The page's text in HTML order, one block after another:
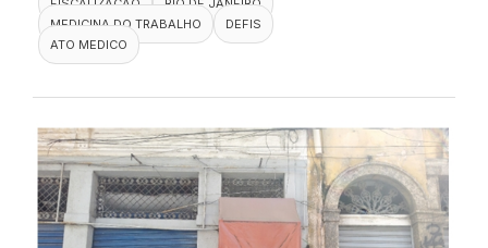
FISCALIZACAO
RIO DE JANEIRO
MEDICINA DO TRABALHO
DEFIS
ATO MEDICO